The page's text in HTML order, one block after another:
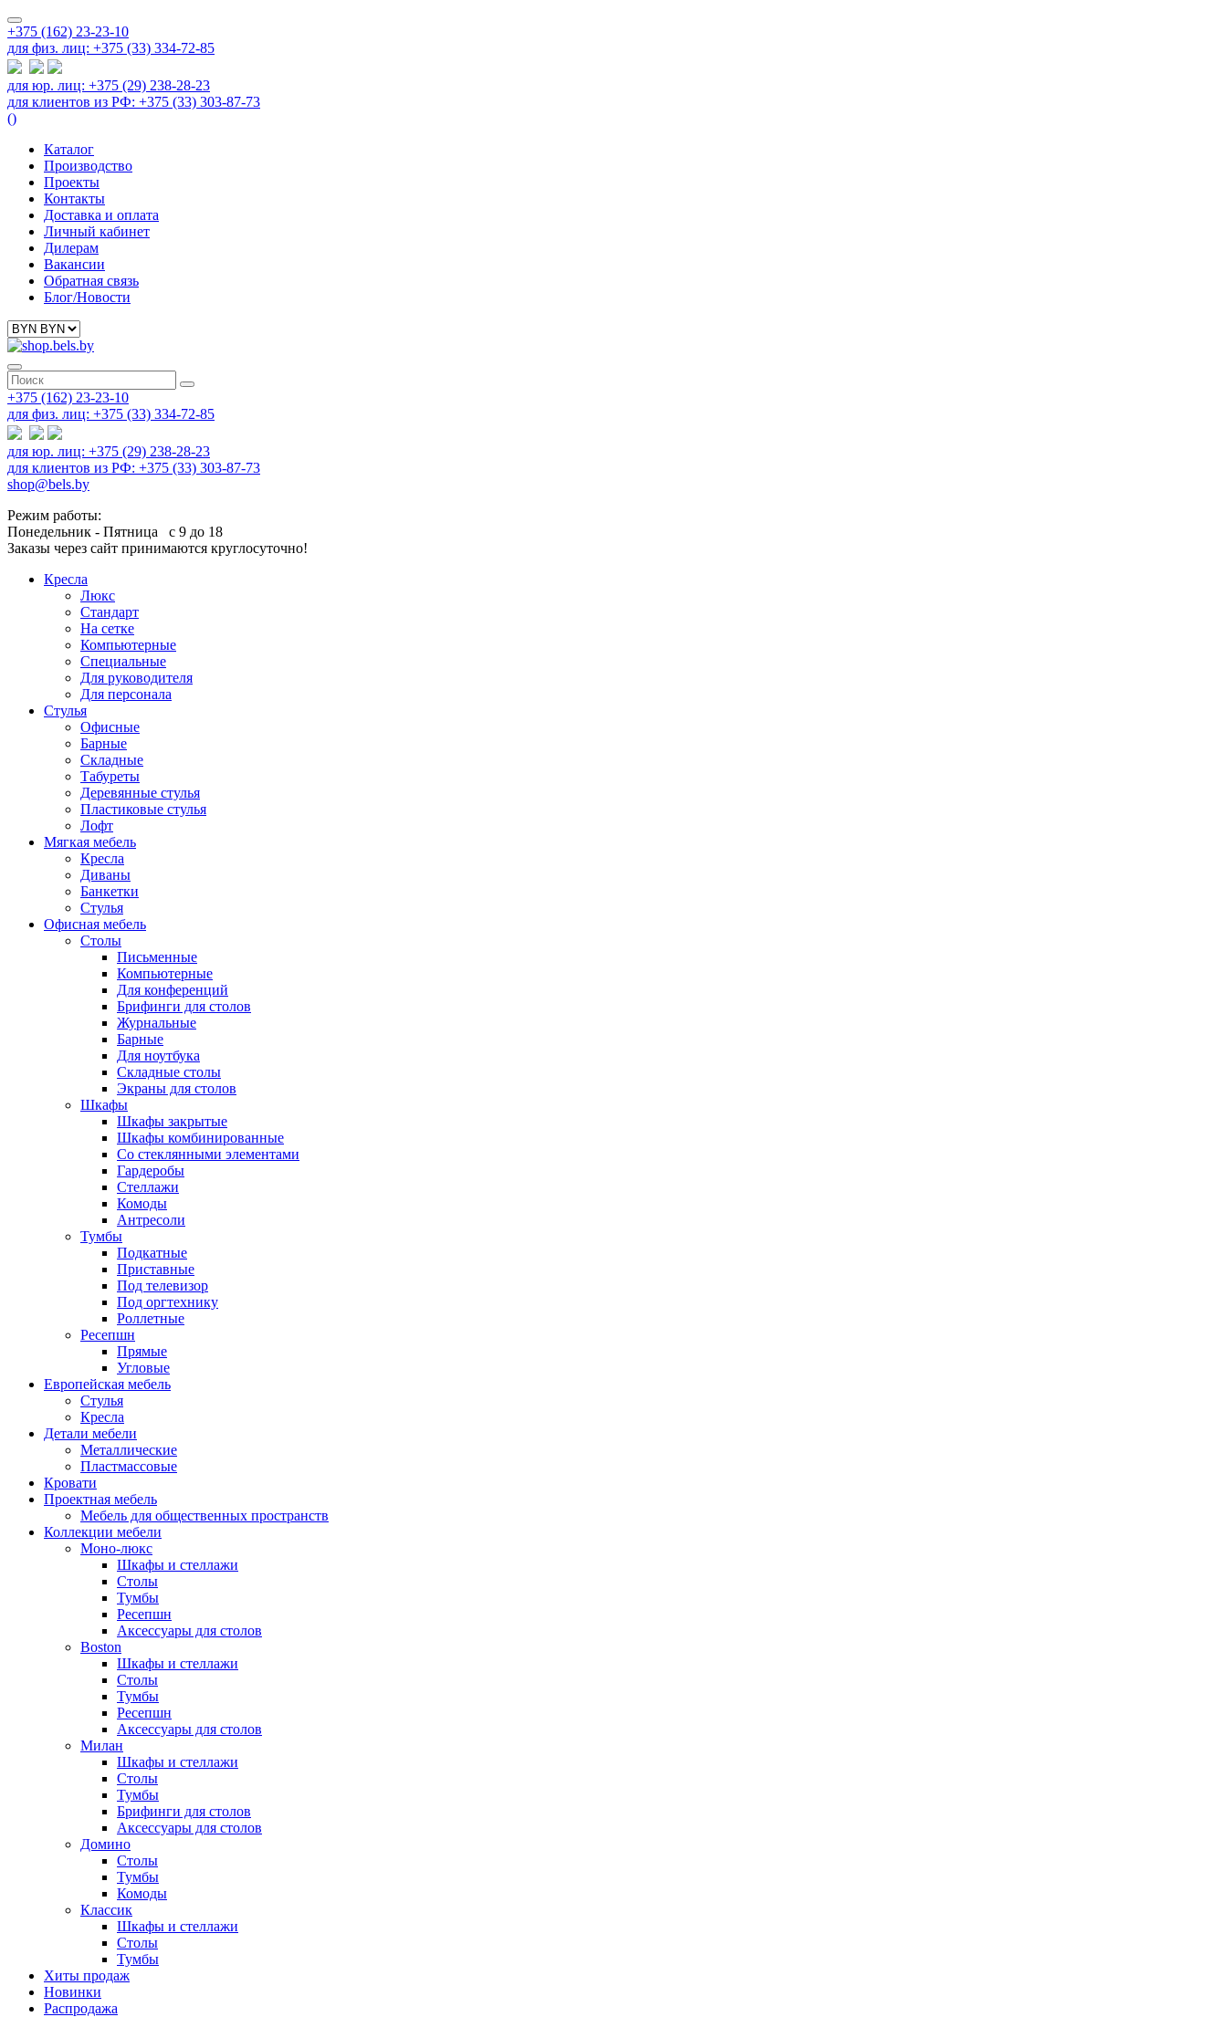
+375 (162) 23-23-10
для физ. лиц: +375 (33) 334-72-85
для юр. лиц: +375 (29) 238-28-23
для клиентов из РФ: +375 (33) 303-87-73
()
Каталог
Производство
Проекты
Контакты
Доставка и оплата
Личный кабинет
Дилерам
Вакансии
Обратная связь
Блог/Новости
+375 (162) 23-23-10
для физ. лиц: +375 (33) 334-72-85
для юр. лиц: +375 (29) 238-28-23
для клиентов из РФ: +375 (33) 303-87-73
shop@bels.by
Режим работы:
Понедельник - Пятница с 9 до 18
Заказы через сайт принимаются круглосуточно!
Кресла
Люкс
Стандарт
На сетке
Компьютерные
Специальные
Для руководителя
Для персонала
Стулья
Офисные
Барные
Складные
Табуреты
Деревянные стулья
Пластиковые стулья
Лофт
Мягкая мебель
Кресла
Диваны
Банкетки
Стулья
Офисная мебель
Столы
Письменные
Компьютерные
Для конференций
Брифинги для столов
Журнальные
Барные
Для ноутбука
Складные столы
Экраны для столов
Шкафы
Шкафы закрытые
Шкафы комбинированные
Со стеклянными элементами
Гардеробы
Стеллажи
Комоды
Антресоли
Тумбы
Подкатные
Приставные
Под телевизор
Под оргтехнику
Роллетные
Ресепшн
Прямые
Угловые
Европейская мебель
Стулья
Кресла
Детали мебели
Металлические
Пластмассовые
Кровати
Проектная мебель
Мебель для общественных пространств
Коллекции мебели
Моно-люкс
Шкафы и стеллажи
Столы
Тумбы
Ресепшн
Аксессуары для столов
Boston
Шкафы и стеллажи
Столы
Тумбы
Ресепшн
Аксессуары для столов
Милан
Шкафы и стеллажи
Столы
Тумбы
Брифинги для столов
Аксессуары для столов
Домино
Столы
Тумбы
Комоды
Классик
Шкафы и стеллажи
Столы
Тумбы
Хиты продаж
Новинки
Распродажа